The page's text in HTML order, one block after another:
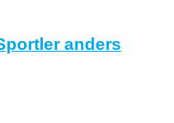
anders